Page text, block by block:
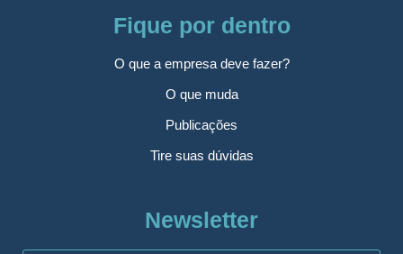
Fique por dentro
O que a empresa deve fazer?
O que muda
Publicações
Tire suas dúvidas
Newsletter